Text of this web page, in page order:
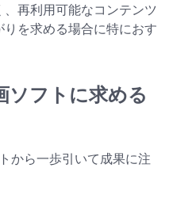
再利用可能なコンテンツ
を求める場合に特におす
ソフトに求める
から一歩引いて成果に注